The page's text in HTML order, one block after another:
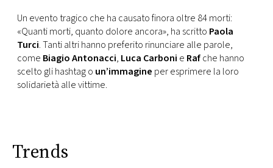
Un evento tragico che ha causato finora oltre 84 morti:
«Quanti morti, quanto dolore ancora», ha scritto Paola
Turci. Tanti altri hanno preferito rinunciare alle parole,
come Biagio Antonacci, Luca Carboni e Rafche hanno
scelto gli hashtag o un’immagine per esprimere la loro
solidarietà alle vittime.
Trends